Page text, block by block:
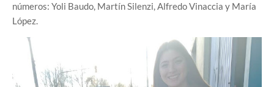
números: Yoli Baudo, Martín Silenzi, Alfredo Vinaccia y María
López.